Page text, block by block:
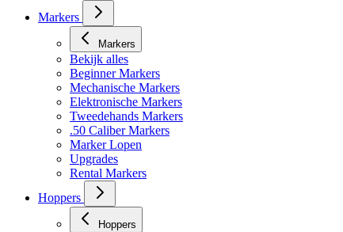
Markers
Markers
Bekijk alles
Beginner Markers
Mechanische Markers
Elektronische Markers
Tweedehands Markers
.50 Caliber Markers
Marker Lopen
Upgrades
Rental Markers
Hoppers
Hoppers